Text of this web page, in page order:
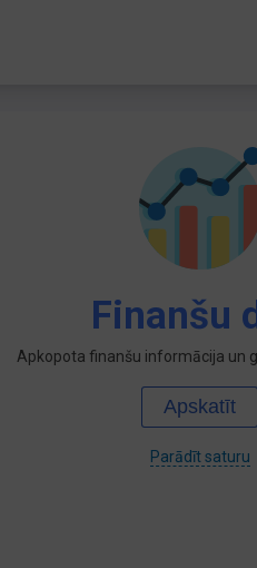
Finanšu
Apkopota finanšu informācija un
Apskatīt
Parādīt saturu